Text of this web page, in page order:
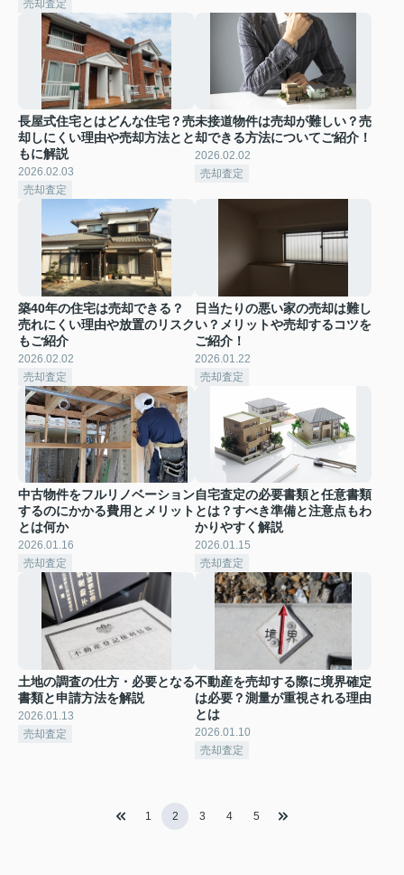
売却査定
長屋式住宅とはどんな住宅？売
却しにくい理由や売却方法とと
もに解説
2026.02.03
売却査定
未接道物件は売却が難しい？売
却できる方法についてご紹介！
2026.02.02
売却査定
築40年の住宅は売却できる？
売れにくい理由や放置のリスク
もご紹介
2026.02.02
売却査定
日当たりの悪い家の売却は難し
い？メリットや売却するコツを
ご紹介！
2026.01.22
売却査定
中古物件をフルリノベーション
するのにかかる費用とメリット
とは何か
2026.01.16
売却査定
自宅査定の必要書類と任意書類
とは？すべき準備と注意点もわ
かりやすく解説
2026.01.15
売却査定
土地の調査の仕方・必要となる
書類と申請方法を解説
2026.01.13
売却査定
不動産を売却する際に境界確定
は必要？測量が重視される理由
とは
2026.01.10
売却査定
1 2 3 4 5